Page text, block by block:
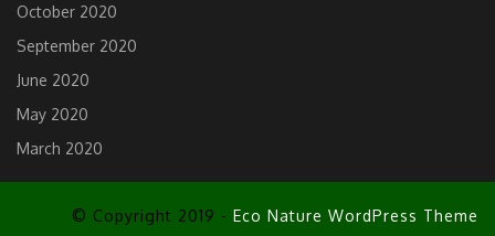
October 2020
September 2020
June 2020
May 2020
March 2020
© Copyright 2019 - Eco Nature WordPress Theme